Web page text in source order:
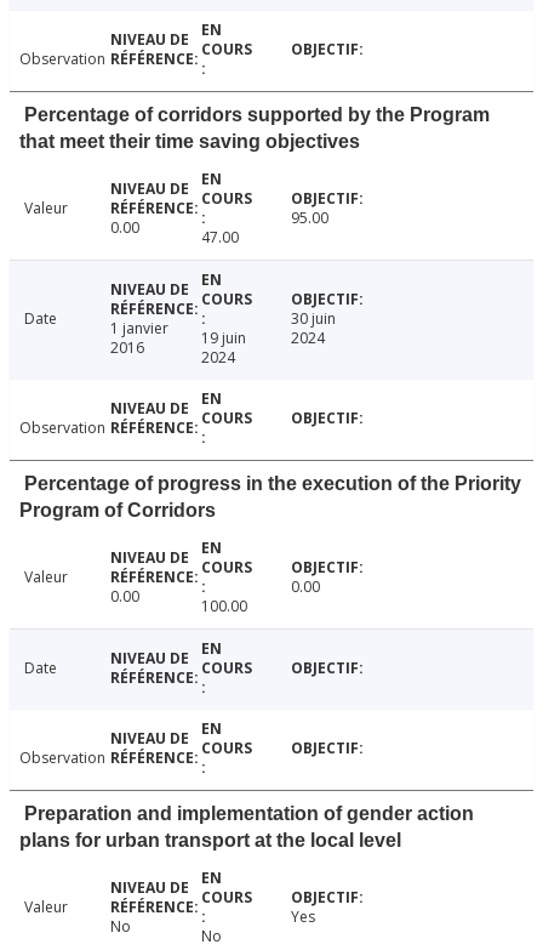
Observation
Percentage of corridors supported by the Program
that meet their time saving objectives
Valeur
0.00
47.00
95.00
Date
1 janvier
2016
19 juin
2024
30 juin
2024
Observation
Percentage of progress in the execution of the Priority
Program of Corridors
Valeur
0.00
100.00
0.00
Date
Observation
Preparation and implementation of gender action
plans for urban transport at the local level
Valeur
No
No
Yes